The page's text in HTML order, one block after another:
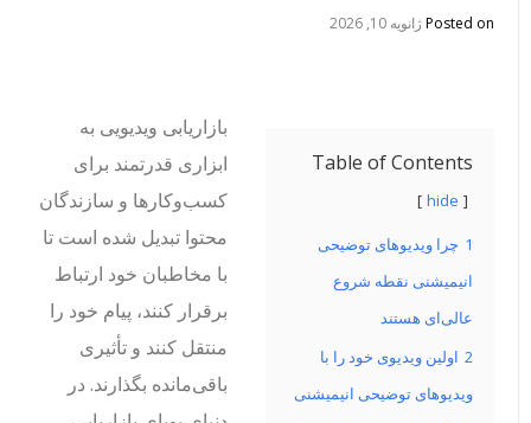
Posted onژانویه 10, 2026
Table of Contents
hide
چرا ویدیوهای توضیحی
انیمیشنی نقطه شروع
عالی‌ای هستند
اولین ویدیوی خود را با
ویدیوهای توضیحی انیمیشنی
بازاریابی ویدیویی به
ابزاری قدرتمند برای
کسب‌وکارها و سازندگان
محتوا تبدیل شده است تا
با مخاطبان خود ارتباط
برقرار کنند، پیام خود را
منتقل کنند و تأثیری
باقی‌مانده بگذارند. در